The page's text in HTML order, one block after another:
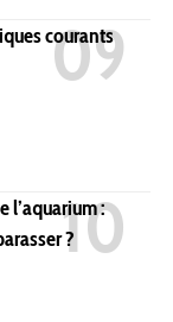
courants
l’aquarium :
?